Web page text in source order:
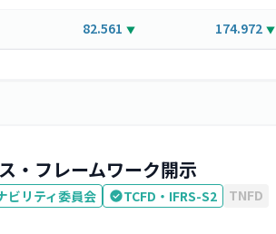
82.561 ▼ 174.972 ▼
・フレームワーク開示
ビリティ委員会 TCFD・IFRS-S2 TNFD